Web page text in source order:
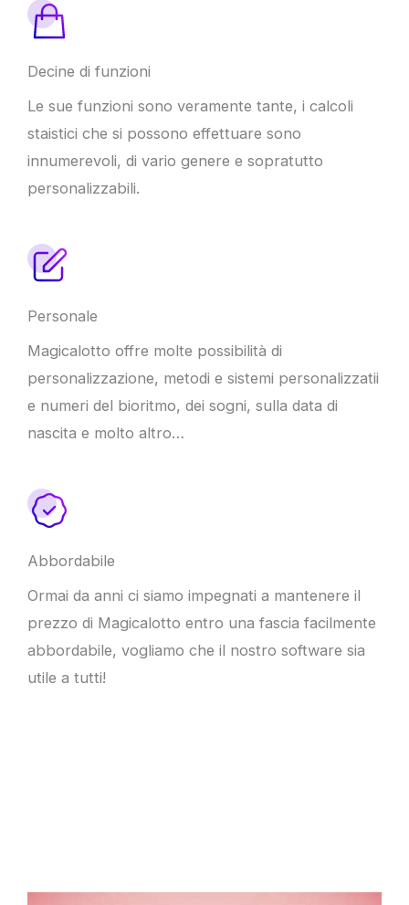
Decine di funzioni
Le sue funzioni sono veramente tante, i calcoli
staistici che si possono effettuare sono
innumerevoli, di vario genere e sopratutto
personalizzabili.
Personale
Magicalotto offre molte possibilità di
personalizzazione, metodi e sistemi personalizzatii
e numeri del bioritmo, dei sogni, sulla data di
nascita e molto altro…
Abbordabile
Ormai da anni ci siamo impegnati a mantenere il
prezzo di Magicalotto entro una fascia facilmente
abbordabile, vogliamo che il nostro software sia
utile a tutti!